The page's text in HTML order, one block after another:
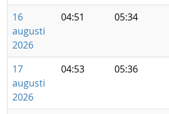
16
augusti
2026
04:51 05:34
17
augusti
2026
04:53 05:36